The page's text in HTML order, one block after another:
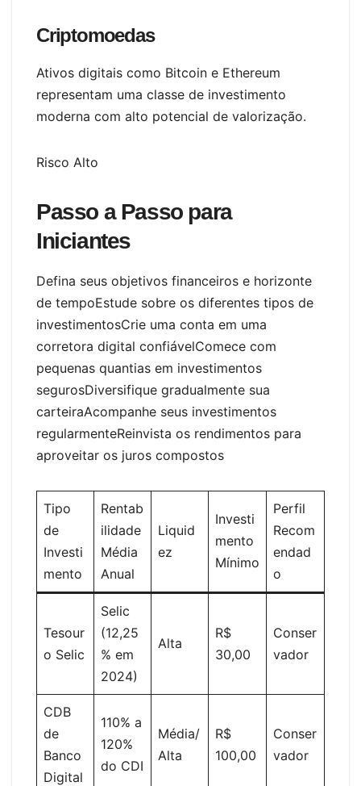
Criptomoedas
Ativos digitais como Bitcoin e Ethereum
representam uma classe de investimento
moderna com alto potencial de valorização.
Risco Alto
Passo a Passo para
Iniciantes
Defina seus objetivos financeiros e horizonte
de tempoEstude sobre os diferentes tipos de
investimentosCrie uma conta em uma
corretora digital confiávelComece com
pequenas quantias em investimentos
segurosDiversifique gradualmente sua
carteiraAcompanhe seus investimentos
regularmenteReinvista os rendimentos para
aproveitar os juros compostos
Tipo
de
Investi
mento
Rentab
ilidade
Média
Anual
Liquid
ez
Investi
mento
Mínimo
Perfil
Recom
endad
o
Tesour
o Selic
Selic
(12,25
% em
2024)
Alta
R$
30,00
Conser
vador
CDB
de
Banco
Digital
110% a
120%
do CDI
Média/
Alta
R$
100,00
Conser
vador